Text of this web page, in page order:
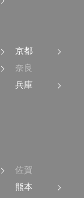
京都
奈良
兵庫
佐賀
熊本